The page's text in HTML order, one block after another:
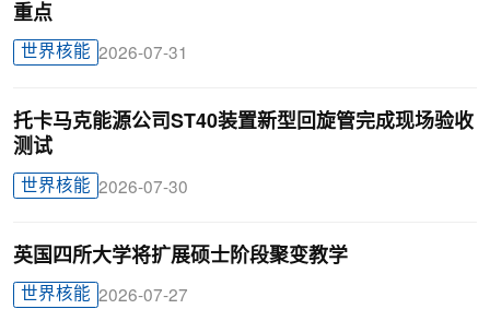
重点
世界核能 2026-07-31
托卡马克能源公司ST40装置新型回旋管完成现场验收
测试
世界核能 2026-07-30
英国四所大学将扩展硕士阶段聚变教学
世界核能 2026-07-27